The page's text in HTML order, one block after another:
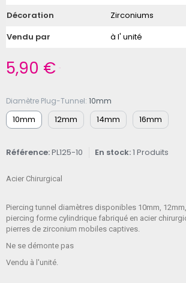
Décoration
Zirconiums
Vendu par
à l' unité
5,90 €
Diamètre Plug-Tunnel 10mm
10mm 12mm 14mm 16mm
Référence PL125-10 En stock 1 Produits
Acier Chirurgical
Piercing tunnel diamètres disponibles 10mm,
piercing forme cylindrique fabriqué en acier
pierres de zirconium mobiles captives.
Ne se démonte pas
Vendu à l'unité.